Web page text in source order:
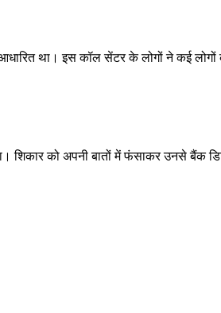
था। इस कॉल सेंटर के लोगों ने कई लोगों
शिकार को अपनी बातों में फंसाकर उनसे बैंक